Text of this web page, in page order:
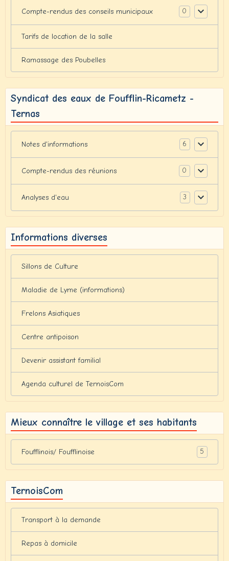
Compte-rendus des conseils municipaux 0
Tarifs de location de la salle
Ramassage des Poubelles
Syndicat des eaux de Foufflin-Ricametz -
Ternas
Notes d'informations 6
Compte-rendus des réunions 0
Analyses d'eau 3
Informations diverses
Sillons de Culture
Maladie de Lyme (informations)
Frelons Asiatiques
Centre antipoison
Devenir assistant familial
Agenda culturel de TernoisCom
Mieux connaître le village et ses habitants
Foufflinois/ Foufflinoise 5
TernoisCom
Transport à la demande
Repas à domicile